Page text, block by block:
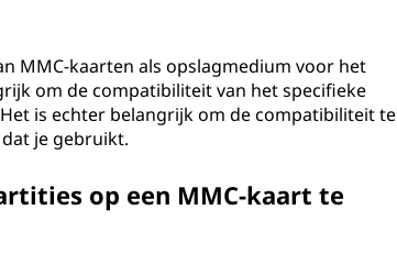
MMC-kaarten als opslagmedium voor het
om de compatibiliteit van het specifieke
is echter belangrijk om de compatibiliteit te
je gebruikt.
op een MMC-kaart te